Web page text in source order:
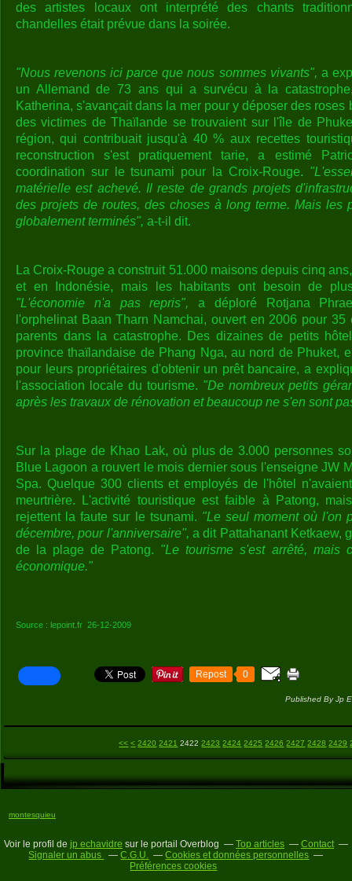
des artistes locaux ont interprété des chants
chandelles était prévue dans la soirée.
"Nous revenons ici parce que nous sommes vivants", a
un Allemand de 73 ans qui a survécu à la
Katherina, s'avançait dans la mer pour y déposer des roses
des victimes de Thaïlande se trouvaient sur l'île de
région, qui contribuait jusqu'à 40 % aux recettes
reconstruction s'est pratiquement tarie, a estimé
coordination sur le tsunami pour la Croix-Rouge.
matérielle est achevé. Il reste de grands projets
des projets de routes, des choses à long terme. Mais les
globalement terminés", a-t-il dit.
La Croix-Rouge a construit 51.000 maisons depuis cinq
et en Indonésie, mais les habitants ont besoin de
"L'économie n'a pas repris", a déploré Rotjana
l'orphelinat Baan Tharn Namchai, ouvert en 2006 pour
parents dans la catastrophe. Des dizaines de petits
province thaïlandaise de Phang Nga, au nord de Phuket,
pour leurs propriétaires d'obtenir un prêt bancaire, a
l'association locale du tourisme. "De nombreux petits
après les travaux de rénovation et beaucoup ne s'en sont
Sur la plage de Khao Lak, où plus de 3.000 personnes
Blue Lagoon a rouvert le mois dernier sous l'enseigne JW
Spa. Quelque 300 clients et employés de l'hôtel
meurtrière. L'activité touristique est faible à Patong,
rejettent la faute sur le tsunami. "Le seul moment où l'on
décembre, pour l'anniversaire", a dit Pattahanant Ketkaew,
de la plage de Patong. "Le tourisme s'est arrêté, mais
économique."
Source : lepoint.fr 26-12-2009
Repost 0
Published By Jp
<< < 2400
2410
2420 2421 2422 2423 2424 2425 2426 2427 2428 2429
montesquieu
Voir le profil de jp echavidre sur le portail Overblog Top articles
Contact
Signaler un abus
C.G.U.
Cookies et données personnelles
Préférences cookies